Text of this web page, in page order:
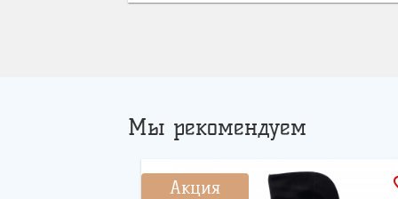
Мы рекомендуем
Акция